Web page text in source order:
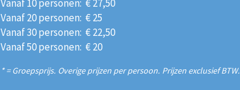
Vanaf 10 personen: € 27,50
Vanaf 20 personen: € 25
Vanaf 30 personen: € 22,50
Vanaf 50 personen: € 20
* = Groepsprijs. Overige prijzen per persoon. Prijzen exclusief BTW.